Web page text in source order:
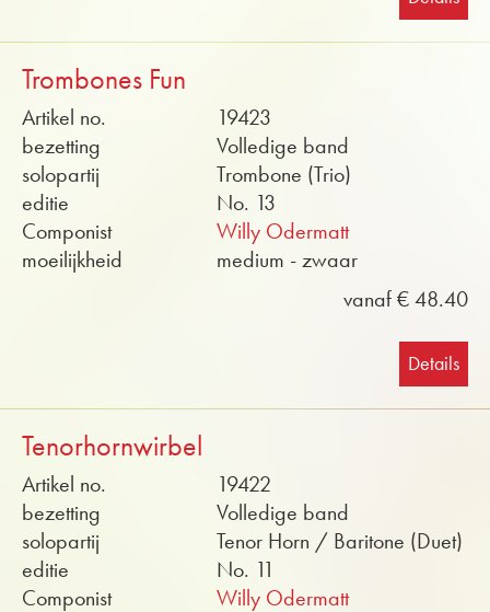
Trombones Fun
Artikel no.
19423
bezetting
Volledige band
solopartij
Trombone (Trio)
editie
No. 13
Componist
Willy Odermatt
moeilijkheid
medium - zwaar
vanaf € 48.40
Details
Tenorhornwirbel
Artikel no.
19422
bezetting
Volledige band
solopartij
Tenor Horn / Baritone (Duet)
editie
No. 11
Componist
Willy Odermatt